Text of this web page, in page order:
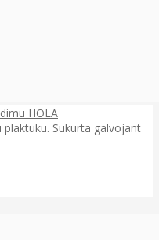
HOLA
Sukurta galvojant